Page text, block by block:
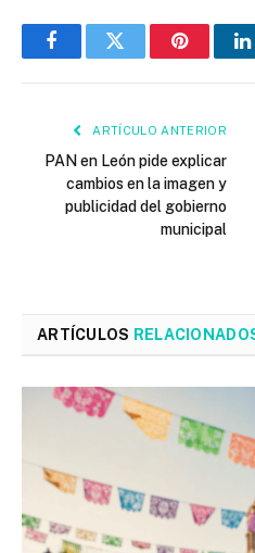
FacebookTwitter Pinterest
ARTÍCULO ANTERIOR
PAN en León pide explicar
cambios en la imagen y
publicidad del gobierno
municipal
ARTÍCULOS